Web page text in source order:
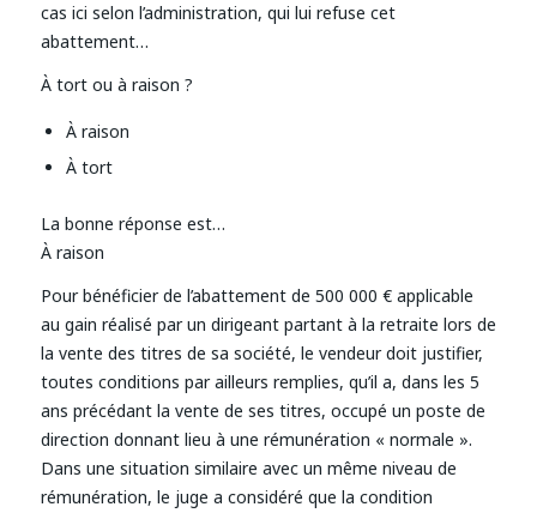
cas ici selon l’administration, qui lui refuse cet
abattement…
À tort ou à raison ?
À raison
À tort
La bonne réponse est…
À raison
Pour bénéficier de l’abattement de 500 000 € applicable
au gain réalisé par un dirigeant partant à la retraite lors de
la vente des titres de sa société, le vendeur doit justifier,
toutes conditions par ailleurs remplies, qu’il a, dans les 5
ans précédant la vente de ses titres, occupé un poste de
direction donnant lieu à une rémunération « normale ».
Dans une situation similaire avec un même niveau de
rémunération, le juge a considéré que la condition